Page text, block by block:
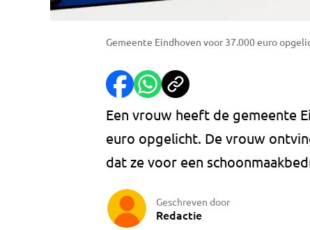
Gemeente Eindhoven voor 37.000 euro
Een vrouw heeft de gemeente
euro opgelicht. De vrouw
dat ze voor een
Geschreven door
Redactie